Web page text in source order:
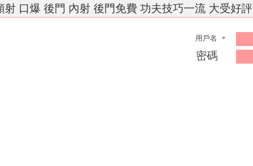
口爆 後門 內射 後門免費 功夫技巧一流 大受好評
用戶名
密碼